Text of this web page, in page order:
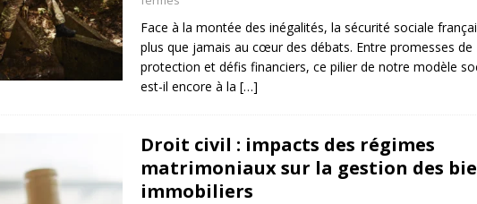
Face à la montée des inégalités, la sécurité sociale
plus que jamais au cœur des débats. Entre promesses de
protection et défis financiers, ce pilier de notre modèle
est-il encore à la […]
Droit civil : impacts des régimes
matrimoniaux sur la gestion des
immobiliers